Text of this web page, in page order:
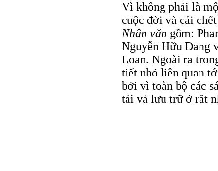
Vì không phải là
cuộc đời và cái
Nhân văn gồm:
Nguyễn Hữu Đang
Loan. Ngoài ra
tiết nhỏ liên quan
bởi vì toàn bộ các
tải và lưu trữ ở rất